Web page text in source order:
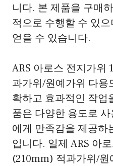
니다. 본 제품을 구매
적으로 수행할 수 있
얻을 수 있습니다.
ARS 아로스 전지가위
과가위/원예가위 다용
확하고 효과적인 작업
품은 다양한 용도로
에게 만족감을 제공하
입니다. 일제 ARS 아
(210mm) 적과가위/